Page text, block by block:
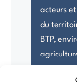
acteurs
du
BTP,